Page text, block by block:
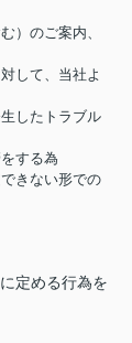
）のご案内、
して、当社よ
したトラブル
する為
きない形での
定める行為を